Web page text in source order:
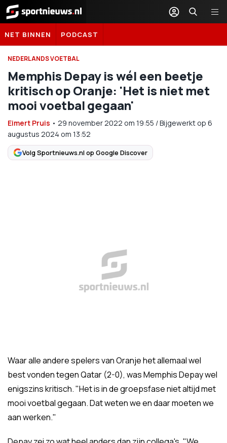
Sportnieuws.nl
NET BINNEN PODCAST
NEDERLANDS VOETBAL
Memphis Depay is wél een beetje
kritisch op Oranje: 'Het is niet met
mooi voetbal gegaan'
Eimert Pruis • 29 november 2022 om 19:55 /Bijgewerkt op 6
augustus 2024 om 13:52
Volg Sportnieuws.nl op Google Discover
Waar alle andere spelers van Oranje het allemaal wel
best vonden tegen Qatar (2-0), was Memphis Depay wel
enigszins kritisch. "Het is in de groepsfase niet altijd met
mooi voetbal gegaan. Dat weten we en daar moeten we
aan werken."